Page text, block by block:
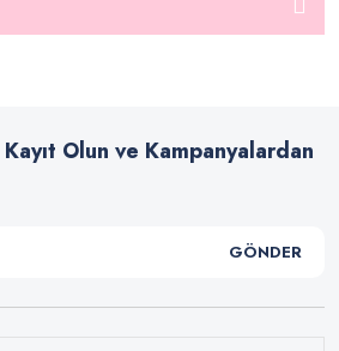
Olun ve Kampanyalardan
GÖNDER